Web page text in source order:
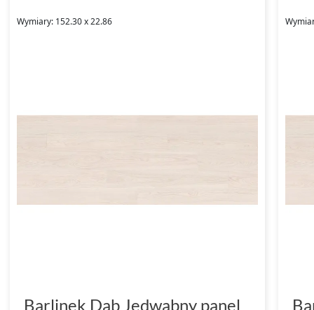
Wymiary: 152.30 x 22.86
Barlinek Dąb Jedwabny panel